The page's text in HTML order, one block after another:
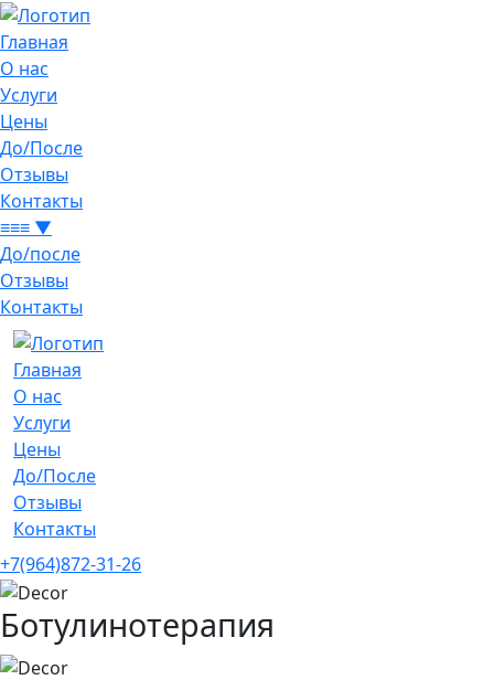
Главная
О нас
Услуги
Цены
До/После
Отзывы
Контакты
≡≡≡ ▼
До/после
Отзывы
Контакты
Главная
О нас
Услуги
Цены
До/После
Отзывы
Контакты
+7(964)872-31-26
Ботулинотерапия